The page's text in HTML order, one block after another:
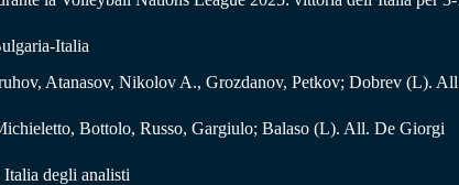
Italia
Atanasov, Nikolov A., Grozdanov, Petkov; Dobrev (L).
Bottolo, Russo, Gargiulo; Balaso (L). All. De Giorgi
degli analisti